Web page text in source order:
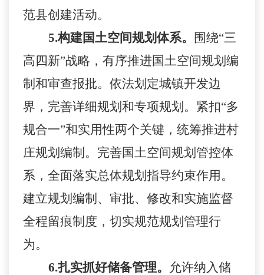
范县创建活动。
5.构建国土空间规划体系。 围绕“三
高四新”战略，有序推进国土空间规划编
制和审查报批。依法划定城镇开发边
界，完善详细规划和专项规划。紧扣“多
规合一”和实用性两个关键，统筹推进村
庄规划编制。完善国土空间规划管控体
系，全面落实总体规划指导约束作用。
建立规划编制、审批、修改和实施监督
全程留痕制度，切实规范规划管理行
为。
6.扎实抓好储备管理。 允许纳入储